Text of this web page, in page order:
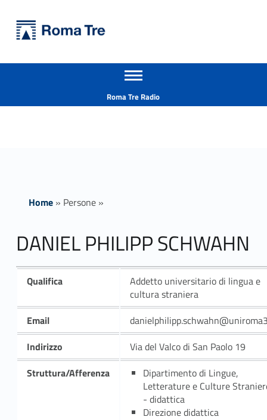
DANIEL PHILIPP SCHWAHN - Università Roma Tre
Apri il menu secondario
Roma Tre Radio
Home» Persone»
DANIEL PHILIPP SCHWAHN
Qualifica
Addetto universitario di lingua e
cultura straniera
Email
Indirizzo
Via del Valco di San Paolo 19
Struttura/Afferenza
Dipartimento di Lingue,
Letterature e Culture
- didattica
Direzione didattica